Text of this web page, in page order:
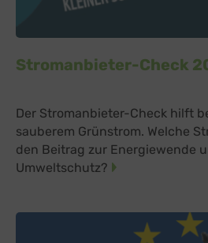
Stromanbieter-Check
Der Stromanbieter-Check hilft
sauberem Grünstrom. Welche
den Beitrag zur Energiewende
Umweltschutz?